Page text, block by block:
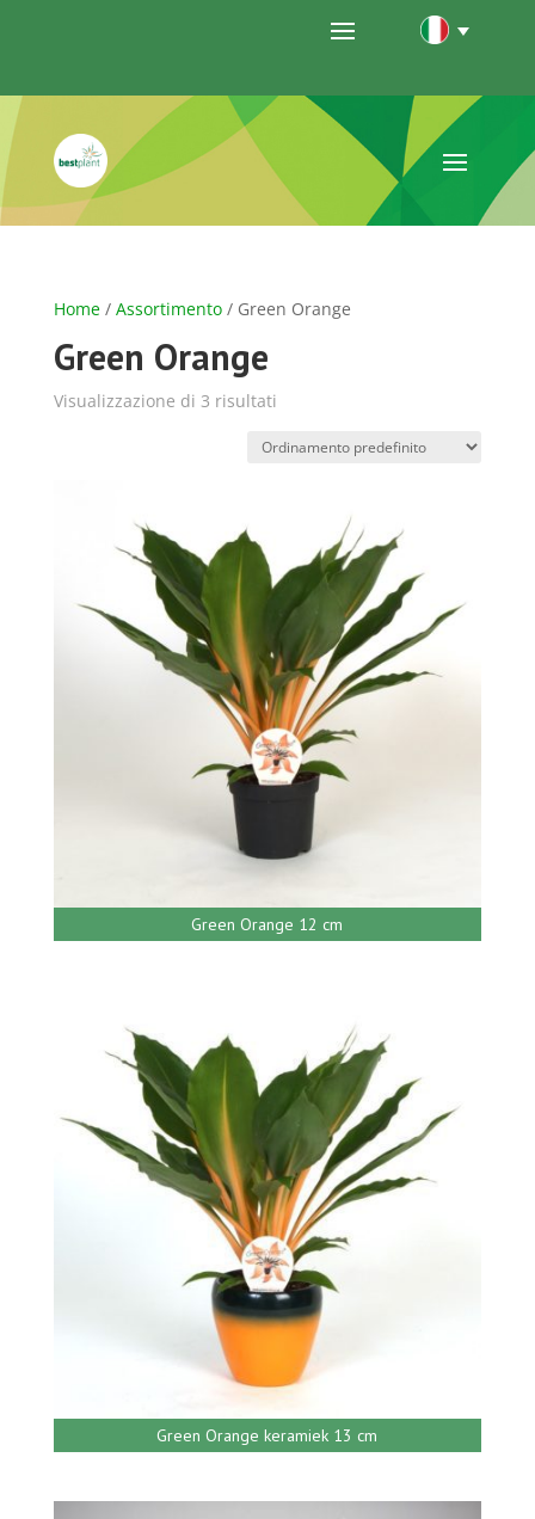
Home/ Assortimento/ Green Orange
Green Orange
Visualizzazione di 3 risultati
Green Orange 12 cm
Green Orange keramiek 13 cm